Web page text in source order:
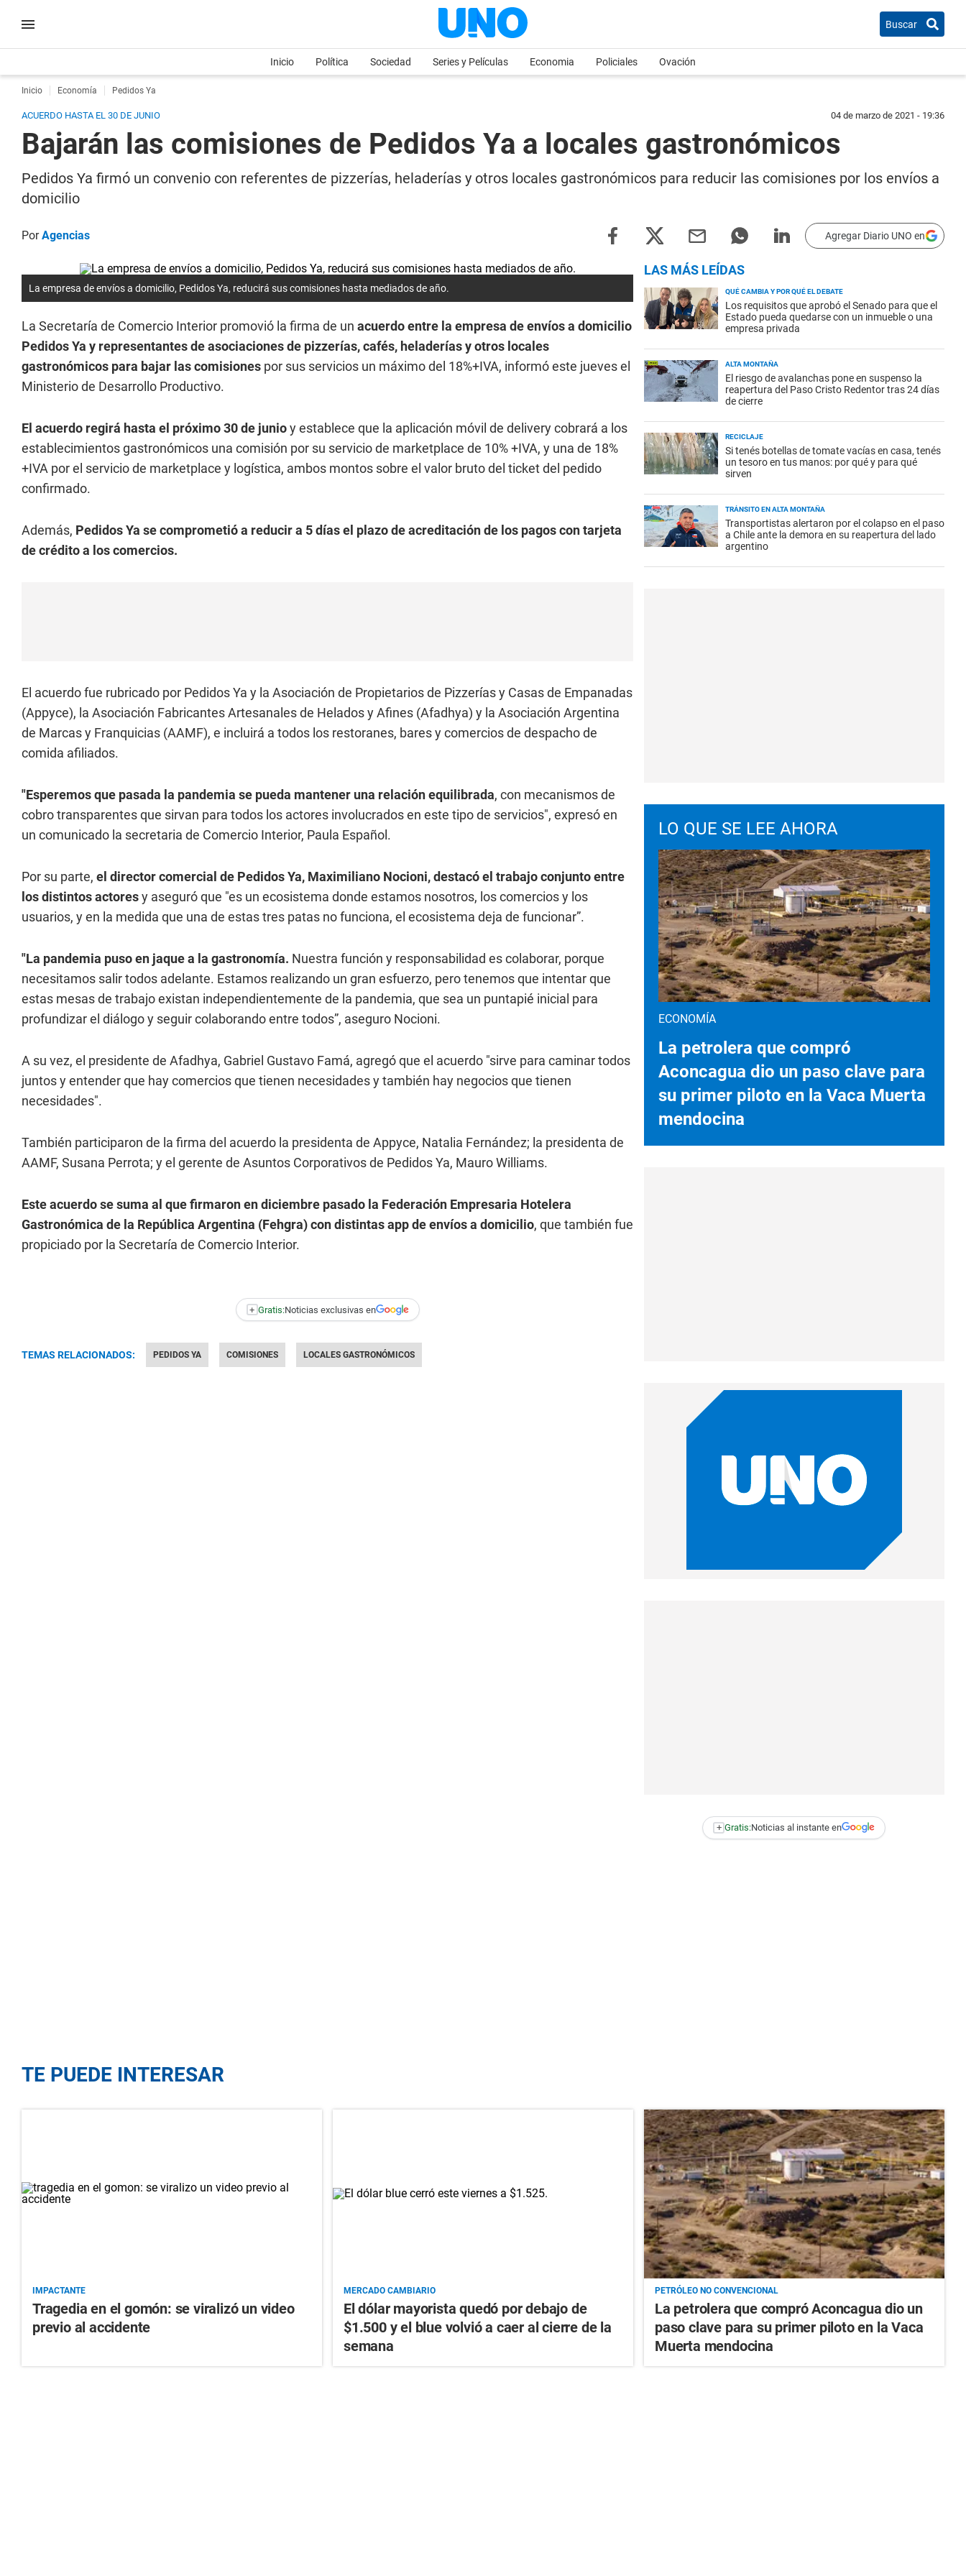
Buscar
Inicio Política Sociedad Series y Películas Economia Policiales Ovación
Inicio Economía Pedidos Ya
ACUERDO HASTA EL 30 DE JUNIO 04 de marzo de 2021 - 19:36
Bajarán las comisiones de Pedidos Ya a locales gastronómicos
Pedidos Ya firmó un convenio con referentes de pizzerías, heladerías y otros locales gastronómicos para reducir las comisiones por los envíos a
domicilio
PorAgencias Agregar Diario UNO en
La empresa de envíos a domicilio, Pedidos Ya, reducirá sus comisiones hasta mediados de año.
La Secretaría de Comercio Interior promovió la firma de un acuerdo entre la empresa de envíos a domicilio
Pedidos Ya y representantes de asociaciones de pizzerías, cafés, heladerías y otros locales
gastronómicos para bajar las comisiones por sus servicios un máximo del 18%+IVA, informó este jueves el
Ministerio de Desarrollo Productivo.
El acuerdo regirá hasta el próximo 30 de junioy establece que la aplicación móvil de delivery cobrará a los
establecimientos gastronómicos una comisión por su servicio de marketplace de 10% +IVA, y una de 18%
+IVA por el servicio de marketplace y logística, ambos montos sobre el valor bruto del ticket del pedido
confirmado.
Además, Pedidos Ya se comprometió a reducir a 5 días el plazo de acreditación de los pagos con tarjeta
de crédito a los comercios.
El acuerdo fue rubricado por Pedidos Ya y la Asociación de Propietarios de Pizzerías y Casas de Empanadas
(Appyce), la Asociación Fabricantes Artesanales de Helados y Afines (Afadhya) y la Asociación Argentina
de Marcas y Franquicias (AAMF), e incluirá a todos los restoranes, bares y comercios de despacho de
comida afiliados.
"Esperemos que pasada la pandemia se pueda mantener una relación equilibrada, con mecanismos de
cobro transparentes que sirvan para todos los actores involucrados en este tipo de servicios", expresó en
un comunicado la secretaria de Comercio Interior, Paula Español.
Por su parte, el director comercial de Pedidos Ya, Maximiliano Nocioni, destacó el trabajo conjunto entre
los distintos actoresy aseguró que "es un ecosistema donde estamos nosotros, los comercios y los
usuarios, y en la medida que una de estas tres patas no funciona, el ecosistema deja de funcionar”.
"La pandemia puso en jaque a la gastronomía. Nuestra función y responsabilidad es colaborar, porque
necesitamos salir todos adelante. Estamos realizando un gran esfuerzo, pero tenemos que intentar que
estas mesas de trabajo existan independientemente de la pandemia, que sea un puntapié inicial para
profundizar el diálogo y seguir colaborando entre todos”, aseguro Nocioni.
A su vez, el presidente de Afadhya, Gabriel Gustavo Famá, agregó que el acuerdo "sirve para caminar todos
juntos y entender que hay comercios que tienen necesidades y también hay negocios que tienen
necesidades".
También participaron de la firma del acuerdo la presidenta de Appyce, Natalia Fernández; la presidenta de
AAMF, Susana Perrota; y el gerente de Asuntos Corporativos de Pedidos Ya, Mauro Williams.
Este acuerdo se suma al que firmaron en diciembre pasado la Federación Empresaria Hotelera
Gastronómica de la República Argentina (Fehgra) con distintas app de envíos a domicilio, que también fue
propiciado por la Secretaría de Comercio Interior.
+ Gratis:Noticias exclusivas en
TEMAS RELACIONADOS: PEDIDOS YA COMISIONES LOCALES GASTRONÓMICOS
LAS MÁS LEÍDAS
QUÉ CAMBIA Y POR QUÉ EL DEBATE
Los requisitos que aprobó el Senado para que el
Estado pueda quedarse con un inmueble o una
empresa privada
ALTA MONTAÑA
El riesgo de avalanchas pone en suspenso la
reapertura del Paso Cristo Redentor tras 24 días
de cierre
RECICLAJE
Si tenés botellas de tomate vacías en casa, tenés
un tesoro en tus manos: por qué y para qué
sirven
TRÁNSITO EN ALTA MONTAÑA
Transportistas alertaron por el colapso en el paso
a Chile ante la demora en su reapertura del lado
argentino
LO QUE SE LEE AHORA
ECONOMÍA
La petrolera que compró
Aconcagua dio un paso clave para
su primer piloto en la Vaca Muerta
mendocina
+ Gratis:Noticias al instante en
TE PUEDE INTERESAR
IMPACTANTE
Tragedia en el gomón: se viralizó un video
previo al accidente
MERCADO CAMBIARIO
El dólar mayorista quedó por debajo de
$1.500 y el blue volvió a caer al cierre de la
semana
PETRÓLEO NO CONVENCIONAL
La petrolera que compró Aconcagua dio un
paso clave para su primer piloto en la Vaca
Muerta mendocina